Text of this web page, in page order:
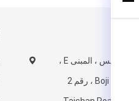
الطابق الخامس ، المبنى E ،
وادي Boji Zhihui ، رقم 2